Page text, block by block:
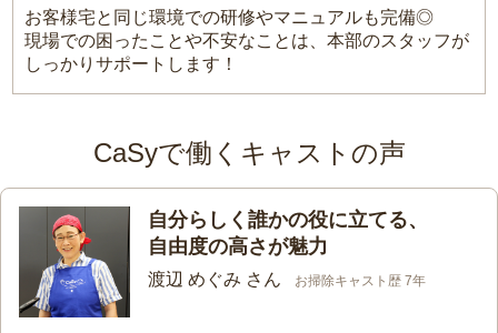
お客様宅と同じ環境での研修やマニュアルも完備◎
現場での困ったことや不安なことは、本部のスタッフが
しっかりサポートします！
CaSyで働くキャストの声
自分らしく誰かの役に立てる、
自由度の高さが魅力
渡辺 めぐみ さん お掃除キャスト歴 7年